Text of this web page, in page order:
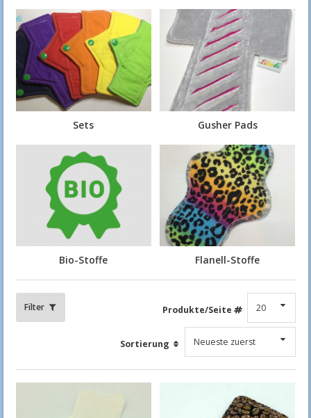
Sets Gusher Pads
Bio-Stoffe Flanell-Stoffe
Filter Produkte/Seite
Sortierung